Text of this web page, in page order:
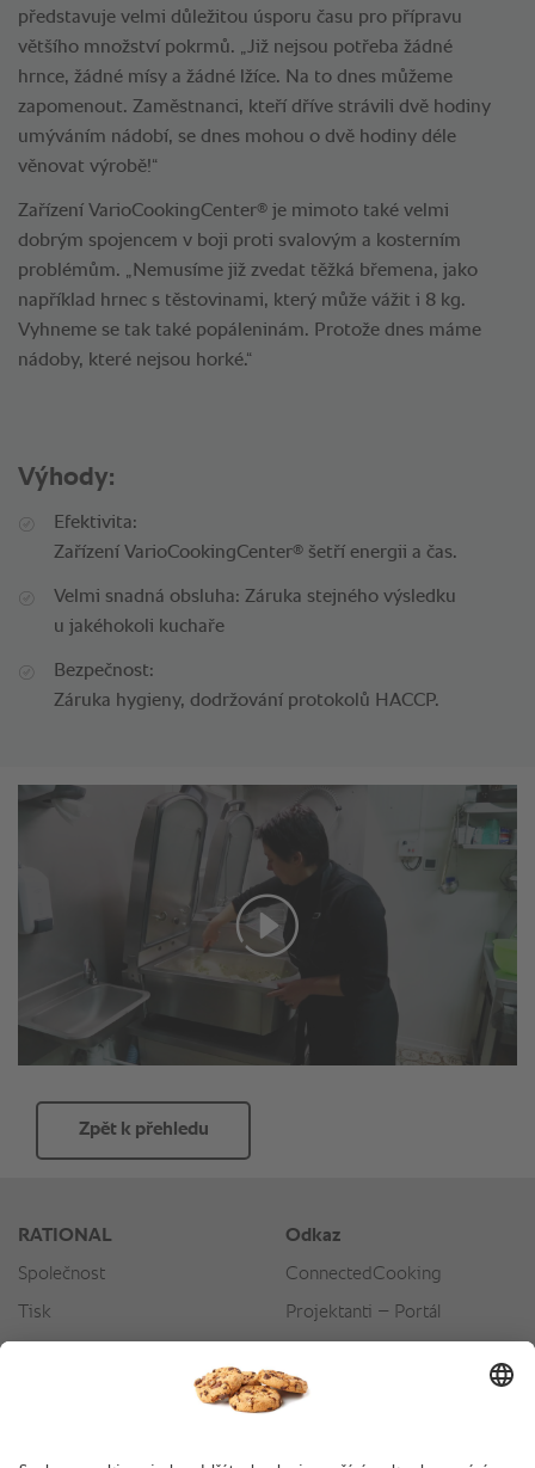
představuje velmi důležitou úsporu času pro přípravu
většího množství pokrmů. „Již nejsou potřeba žádné
hrnce, žádné mísy a žádné lžíce. Na to dnes můžeme
zapomenout. Zaměstnanci, kteří dříve strávili dvě hodiny
umýváním nádobí, se dnes mohou o dvě hodiny déle
věnovat výrobě!“
Zařízení VarioCookingCenter® je mimoto také velmi
dobrým spojencem v boji proti svalovým a kosterním
problémům. „Nemusíme již zvedat těžká břemena, jako
například hrnec s těstovinami, který může vážit i 8 kg.
Vyhneme se tak také popáleninám. Protože dnes máme
nádoby, které nejsou horké.“
Výhody:
Efektivita:
Zařízení VarioCookingCenter® šetří energii a čas.
Velmi snadná obsluha: Záruka stejného výsledku
u jakéhokoli kuchaře
Bezpečnost:
Záruka hygieny, dodržování protokolů HACCP.
Zpět k přehledu